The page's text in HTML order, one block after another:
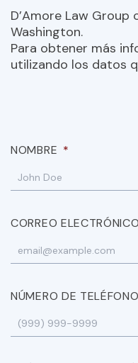
D’Amore Law
Washington.
Para obtener más
utilizando los datos
NOMBRE *
CORREO ELECTRÓNICO
NÚMERO DE TELÉFONO